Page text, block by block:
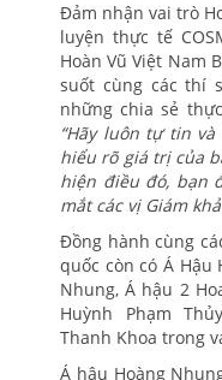
Đảm nhận vai trò
luyện thực tế
Hoàn Vũ Việt Nam
suốt cùng các thí
những chia sẻ
“Hãy luôn tự tin
hiểu rõ giá trị của
hiện điều đó, bạn
mắt các vị Giám
Đồng hành cùng
quốc còn có Á Hậu
Nhung, Á hậu 2
Huỳnh Phạm
Thanh Khoa trong
Á hậu Hoàng